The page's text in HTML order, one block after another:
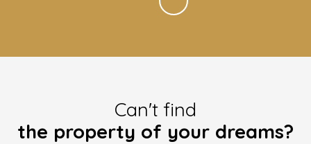
Can't find
the property of your dreams?